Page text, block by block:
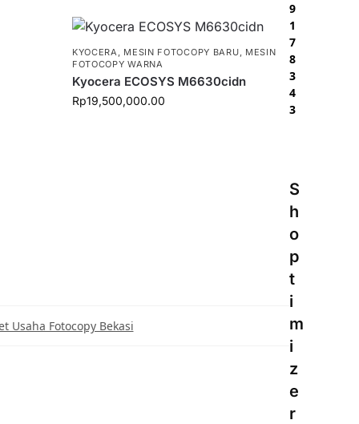
KYOCERA, MESIN FOTOCOPY BARU, MESIN
FOTOCOPY WARNA
Kyocera ECOSYS M6630cidn
Rp19,500,000.00
Usaha Fotocopy Bekasi
9
1
7
8
3
4
3
S
h
o
p
t
i
m
i
z
e
r